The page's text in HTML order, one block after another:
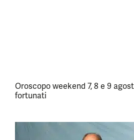
Oroscopo weekend 7, 8 e 9
fortunati